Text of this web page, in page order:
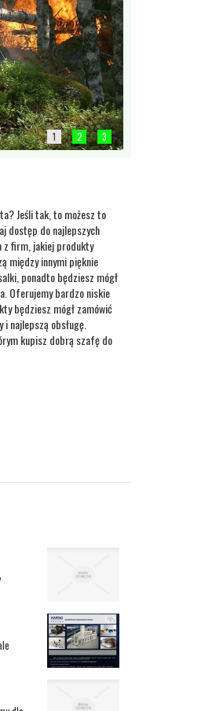
1 2 3
Jeśli tak, to możesz to
dostęp do najlepszych
z firm, jakiej produkty
między innymi pięknie
ponadto będziesz mógł
Oferujemy bardzo niskie
będziesz mógł zamówić
najlepszą obsługę.
kupisz dobrą szafę do